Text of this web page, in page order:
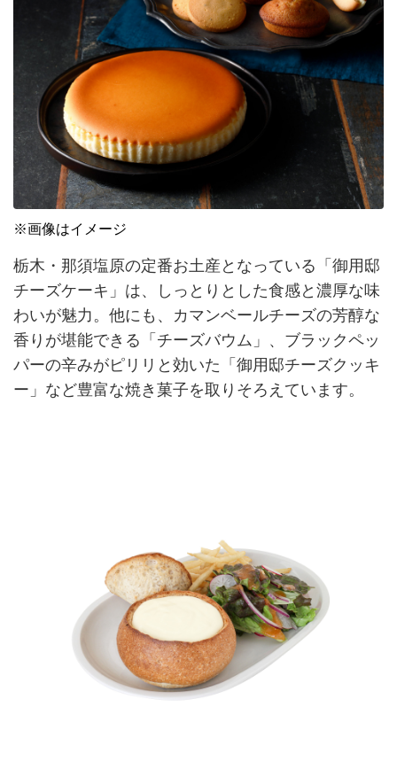
※画像はイメージ
栃木・那須塩原の定番お土産となっている「御用邸
チーズケーキ」は、しっとりとした食感と濃厚な味
わいが魅力。他にも、カマンベールチーズの芳醇な
香りが堪能できる「チーズバウム」、ブラックペッ
パーの辛みがピリリと効いた「御用邸チーズクッキ
ー」など豊富な焼き菓子を取りそろえています。